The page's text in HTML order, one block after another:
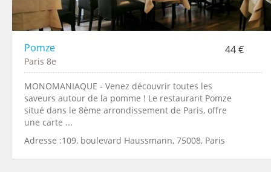
Pomze 44 €
Paris 8e
MONOMANIAQUE - Venez découvrir toutes les
saveurs autour de la pomme ! Le restaurant Pomze
situé dans le 8ème arrondissement de Paris, offre
une carte ...
Adresse :109, boulevard Haussmann, 75008, Paris